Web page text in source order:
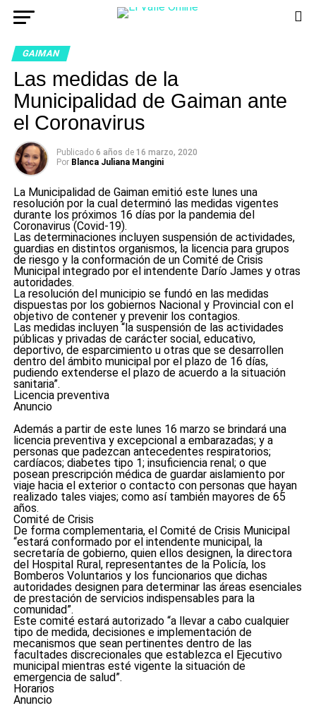
GAIMAN
Las medidas de la
Municipalidad de Gaiman ante
el Coronavirus
Publicado 6 años de 16 marzo, 2020
Por Blanca Juliana Mangini
La Municipalidad de Gaiman emitió este lunes una
resolución por la cual determinó las medidas vigentes
durante los próximos 16 días por la pandemia del
Coronavirus (Covid-19).
Las determinaciones incluyen suspensión de actividades,
guardias en distintos organismos, la licencia para grupos
de riesgo y la conformación de un Comité de Crisis
Municipal integrado por el intendente Darío James y otras
autoridades.
La resolución del municipio se fundó en las medidas
dispuestas por los gobiernos Nacional y Provincial con el
objetivo de contener y prevenir los contagios.
Las medidas incluyen “la suspensión de las actividades
públicas y privadas de carácter social, educativo,
deportivo, de esparcimiento u otras que se desarrollen
dentro del ámbito municipal por el plazo de 16 días,
pudiendo extenderse el plazo de acuerdo a la situación
sanitaria”.
Licencia preventiva
Anuncio
Además a partir de este lunes 16 marzo se brindará una
licencia preventiva y excepcional a embarazadas; y a
personas que padezcan antecedentes respiratorios;
cardíacos; diabetes tipo 1; insuficiencia renal; o que
posean prescripción médica de guardar aislamiento por
viaje hacia el exterior o contacto con personas que hayan
realizado tales viajes; como así también mayores de 65
años.
Comité de Crisis
De forma complementaria, el Comité de Crisis Municipal
“estará conformado por el intendente municipal, la
secretaría de gobierno, quien ellos designen, la directora
del Hospital Rural, representantes de la Policía, los
Bomberos Voluntarios y los funcionarios que dichas
autoridades designen para determinar las áreas esenciales
de prestación de servicios indispensables para la
comunidad”.
Este comité estará autorizado “a llevar a cabo cualquier
tipo de medida, decisiones e implementación de
mecanismos que sean pertinentes dentro de las
facultades discrecionales que establezca el Ejecutivo
municipal mientras esté vigente la situación de
emergencia de salud”.
Horarios
Anuncio